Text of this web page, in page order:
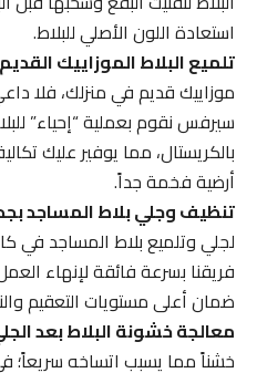
استعادة اللون الأصلي للبلاط.
تلميع البلاط الموزاييك القديم
موزاييك قديم في منزلك، فلا
سيرفس نقوم بعملية “إحياء”
بالكريستال، مما يوفير عليك
أرضية فخمة جداً.
تنظيف وجلي بلاط المساجد بجدة
لجلي وتلميع بلاط المساجد في
فريقنا بسرعة فائقة لإنهاء العمل
ضمان أعلى مستويات التعقيم
معالجة خشونة البلاط بعد الجلي
خشناً مما يسبب اتساخه سريعاً؛